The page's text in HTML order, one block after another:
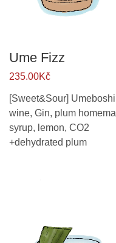
Ume Fizz
235.00Kč
[Sweet&Sour] Umeboshi
wine, Gin, plum
syrup, lemon, CO2
+dehydrated plum